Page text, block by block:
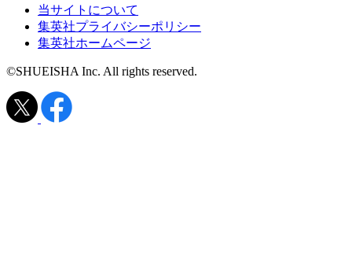
当サイトについて
集英社プライバシーポリシー
集英社ホームページ
©SHUEISHA Inc. All rights reserved.